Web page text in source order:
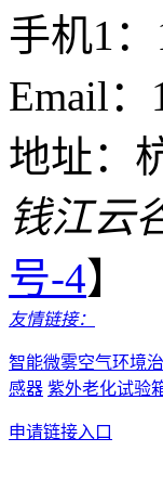
手机1：
Email：
地址：
钱江云
号-4】
友情链接：
智能微雾空气环境
感器 紫外老化试验
申请链接入口